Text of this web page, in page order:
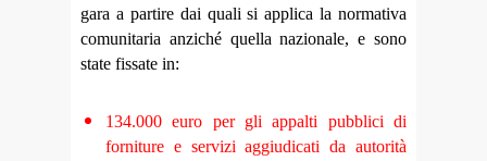
gara a partire dai quali si applica la normativa
comunitaria anziché quella nazionale, e sono
state fissate in:
134.000 euro per gli appalti pubblici di
forniture e servizi aggiudicati da autorità